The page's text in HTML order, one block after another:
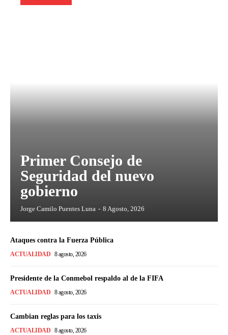
Primer Consejo de
Seguridad del nuevo
gobierno
Jorge Camilo Puentes Luna - 8 Agosto, 2026
Ataques contra la Fuerza Pública
ACTUALIDAD 8 agosto, 2026
Presidente de la Conmebol respaldo al de la FIFA
ACTUALIDAD 8 agosto, 2026
Cambian reglas para los taxis
ACTUALIDAD 8 agosto, 2026